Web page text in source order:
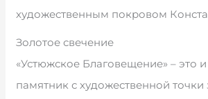
художественным покровом
Золотое свечение
«Устюжское Благовещение» – это
памятник с художественной точки